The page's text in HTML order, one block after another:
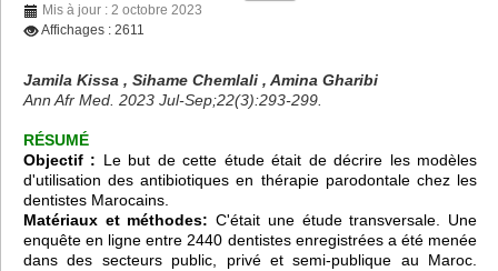
Mis à jour : 2 octobre 2023
Affichages : 2611
Jamila Kissa , Sihame Chemlali , Amina Gharibi
Ann Afr Med. 2023 Jul-Sep;22(3):293-299.
RÉSUMÉ
Objectif : Le but de cette étude était de décrire les modèles
d'utilisation des antibiotiques en thérapie parodontale chez les
dentistes Marocains.
Matériaux et méthodes: C'était une étude transversale. Une
enquête en ligne entre 2440 dentistes enregistrées a été menée
dans des secteurs public, privé et semi-publique au Maroc.